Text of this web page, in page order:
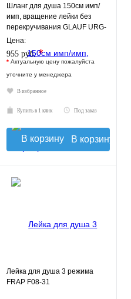
Шланг для душа 150см имп/
имп, вращение лейки без
перекручивания GLAUF URG-
1312
Цена:
955 руб.*
* Актуальную цену пожалуйста
уточните у менеджера
В избранное
Купить в 1 клик Под заказ
В корзину
Лейка для душа 3 режима
FRAP F08-31